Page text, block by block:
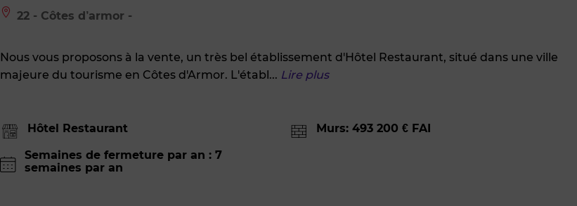
Le
bien
à
:
22
-
22 - Côtes d’armor -
Nous vous proposons à la vente, un très bel établissement d'Hôtel Restaurant, situé dans une ville
majeure du tourisme en Côtes d'Armor. L'établ... Lire plus
Hôtel Restaurant
Semaines de fermeture par an : 7
semaines par an
Murs: 493 200 € FAI